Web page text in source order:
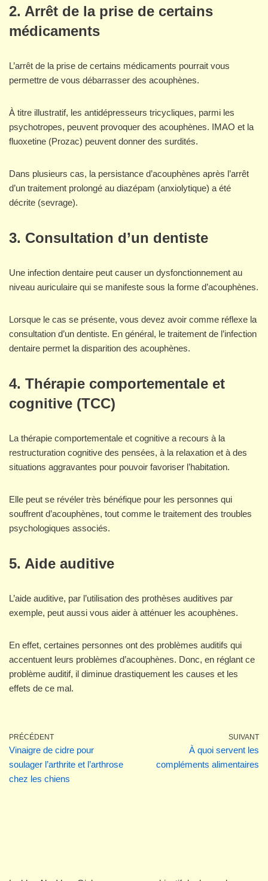
2. Arrêt de la prise de certains
médicaments
L’arrêt de la prise de certains médicaments pourrait vous
permettre de vous débarrasser des acouphènes.
À titre illustratif, les antidépresseurs tricycliques, parmi les
psychotropes, peuvent provoquer des acouphènes. IMAO et la
fluoxetine (Prozac) peuvent donner des surdités.
Dans plusieurs cas, la persistance d’acouphènes après l’arrêt
d’un traitement prolongé au diazépam (anxiolytique) a été
décrite (sevrage).
3. Consultation d’un dentiste
Une infection dentaire peut causer un dysfonctionnement au
niveau auriculaire qui se manifeste sous la forme d’acouphènes.
Lorsque le cas se présente, vous devez avoir comme réflexe la
consultation d’un dentiste. En général, le traitement de l’infection
dentaire permet la disparition des acouphènes.
4. Thérapie comportementale et
cognitive (TCC)
La thérapie comportementale et cognitive a recours à la
restructuration cognitive des pensées, à la relaxation et à des
situations aggravantes pour pouvoir favoriser l’habitation.
Elle peut se révéler très bénéfique pour les personnes qui
souffrent d’acouphènes, tout comme le traitement des troubles
psychologiques associés.
5. Aide auditive
L’aide auditive, par l’utilisation des prothèses auditives par
exemple, peut aussi vous aider à atténuer les acouphènes.
En effet, certaines personnes ont des problèmes auditifs qui
accentuent leurs problèmes d’acouphènes. Donc, en réglant ce
problème auditif, il diminue drastiquement les causes et les
effets de ce mal.
PRÉCÉDENT
Vinaigre de cidre pour
soulager l’arthrite et l’arthrose
chez les chiens
SUIVANT
À quoi servent les
compléments alimentaires